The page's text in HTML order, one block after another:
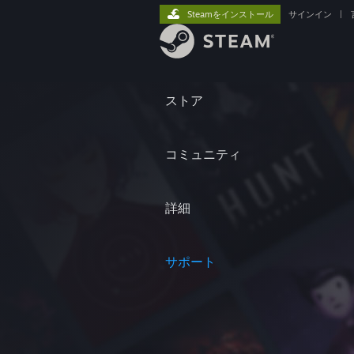
ストア
コミュニティ
詳細
サポート
Steamをインストール サインイン